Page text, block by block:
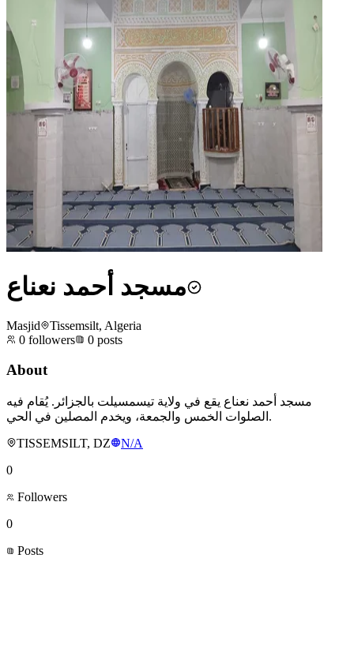
مسجد أحمد نعناع
Masjid
Tissemsilt, Algeria
0 followers 0 posts
About
مسجد أحمد نعناع يقع في ولاية تيسمسيلت بالجزائر. يُقام فيه
الصلوات الخمس والجمعة، ويخدم المصلين في الحي.
TISSEMSILT, DZ
N/A
0
Followers
0
Posts